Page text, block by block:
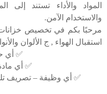
المواد والأداء تستند إلى
والاستخدام الآمن.
مرحبًا بكم في تخصيص
استقبال الهواء , ج الألوان
✅ أي حجم – من
✅ أي
✅ أي وظيفة – تصريف